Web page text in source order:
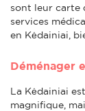
sont leur carte
services
en Kėdainiai,
Déménager
La Kėdainiai
magnifique,